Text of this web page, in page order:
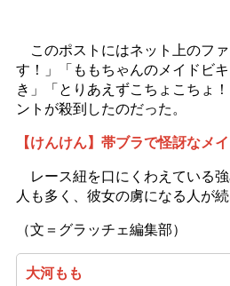
このポストにはネット上のフ
す！」「ももちゃんのメイドビ
き」「とりあえずこちょこちょ
ントが殺到したのだった。
【けんけん】帯ブラで怪訝なメ
レース紐を口にくわえている
人も多く、彼女の虜になる人が続
（文＝グラッチェ編集部）
大河もも